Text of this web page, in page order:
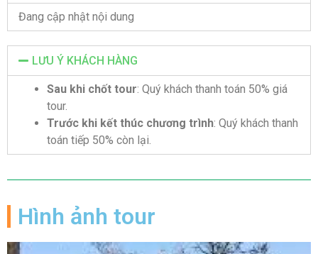
Đang cập nhật nội dung
LƯU Ý KHÁCH HÀNG
Sau khi chốt tour: Quý khách thanh toán 50% giá
tour.
Trước khi kết thúc chương trình: Quý khách thanh
toán tiếp 50% còn lại.
Hình ảnh tour